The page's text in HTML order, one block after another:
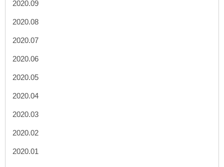
2020.09
2020.08
2020.07
2020.06
2020.05
2020.04
2020.03
2020.02
2020.01